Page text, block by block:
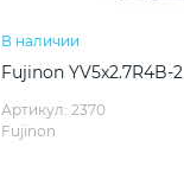
В наличии
Fujinon YV5x2.7R4B-2
Артикул: 2370
Fujinon